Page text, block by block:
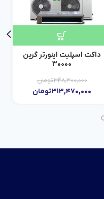
داکت اسپلیت اینورتر گرین
30000
۳۴۸,۳۰۰,۰۰۰تومان
۳۱۳,۴۷۰,۰۰۰تومان